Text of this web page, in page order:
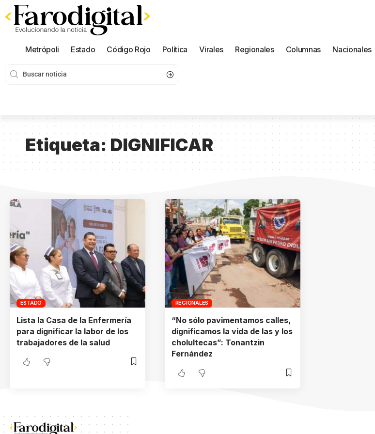
Metrópoli Estado Código Rojo Política Virales Regionales Columnas Nacionales
Etiqueta: DIGNIFICAR
ESTADO
Lista la Casa de la Enfermería
para dignificar la labor de los
trabajadores de la salud
REGIONALES
“No sólo pavimentamos calles,
dignificamos la vida de las y los
cholultecas”: Tonantzin
Fernández